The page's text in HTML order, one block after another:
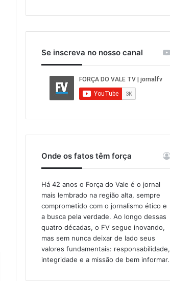
Se inscreva no nosso canal
Onde os fatos têm força
Há 42 anos o Força do Vale é o jornal
mais lembrado na região alta, sempre
comprometido com o jornalismo ético e
a busca pela verdade. Ao longo dessas
quatro décadas, o FV segue inovando,
mas sem nunca deixar de lado seus
valores fundamentais: responsabilidade,
integridade e a missão de bem informar.​